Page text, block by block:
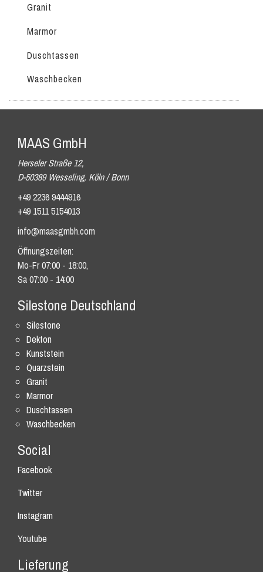
Granit
Marmor
Duschtassen
Waschbecken
MAAS GmbH
Herseler Straße 12,
D-50389 Wesseling, Köln / Bonn
+49 2236 9444916
+49 1511 5154013
info@maasgmbh.com
Öffnungszeiten:
Mo-Fr 07:00 - 18:00,
Sa 07:00 - 14:00
Silestone Deutschland
Silestone
Dekton
Kunststein
Quarzstein
Granit
Marmor
Duschtassen
Waschbecken
Social
Facebook
Twitter
Instagram
Youtube
Lieferung